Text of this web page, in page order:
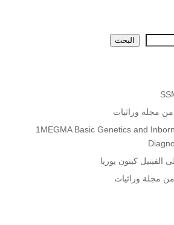
البحث
مجلة وراثيات
1MEGMA Basic Genetics and
كيتون يوريا
مجلة وراثيات